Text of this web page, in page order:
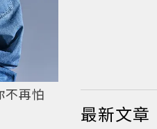
不再怕
最新文章